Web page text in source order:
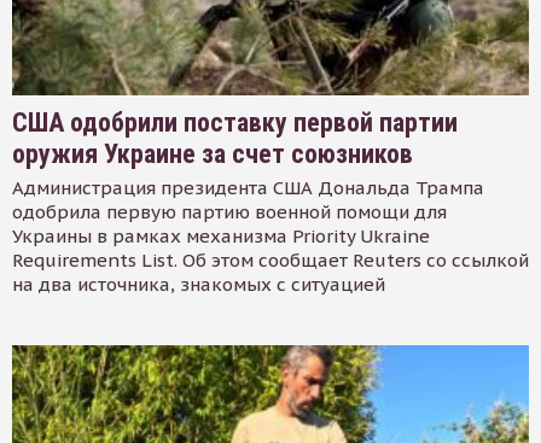
США одобрили поставку первой партии
оружия Украине за счет союзников
Администрация президента США Дональда Трампа
одобрила первую партию военной помощи для
Украины в рамках механизма Priority Ukraine
Requirements List. Об этом сообщает Reuters со ссылкой
на два источника, знакомых с ситуацией